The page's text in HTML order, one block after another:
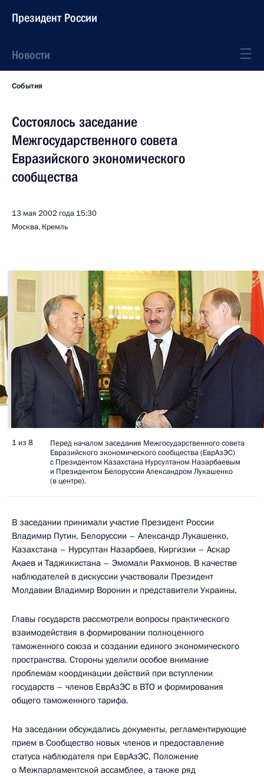
Президент России
Новости
События
Состоялось заседание
Межгосударственного совета
Евразийского экономического
сообщества
13 мая 2002 года 15:30
Москва, Кремль
1 из 8
Перед началом заседания Межгосударственного совета
Евразийского экономического сообщества (ЕврАзЭС)
с Президентом Казахстана Нурсултаном Назарбаевым
и Президентом Белоруссии Александром Лукашенко
(в центре).
В заседании принимали участие Президент России
Владимир Путин, Белоруссии – Александр Лукашенко,
Казахстана – Нурсултан Назарбаев, Киргизии – Аскар
Акаев и Таджикистана – Эмомали Рахмонов. В качестве
наблюдателей в дискуссии участвовали Президент
Молдавии Владимир Воронин и представители Украины.
Главы государств рассмотрели вопросы практического
взаимодействия в формировании полноценного
таможенного союза и создании единого экономического
пространства. Стороны уделили особое внимание
проблемам координации действий при вступлении
государств – членов ЕврАзЭС в ВТО и формирования
общего таможенного тарифа.
На заседании обсуждались документы, регламентирующие
прием в Сообщество новых членов и предоставление
статуса наблюдателя при ЕврАзЭС, Положение
о Межпарламентской ассамблее, а также ряд